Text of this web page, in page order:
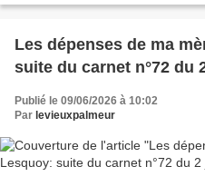
Les dépenses de ma
suite du carnet n°72 du
Publié le 09/06/2026 à 10:02
Par levieuxpalmeur